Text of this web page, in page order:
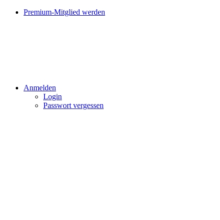
Premium-Mitglied werden
Anmelden
Login
Passwort vergessen